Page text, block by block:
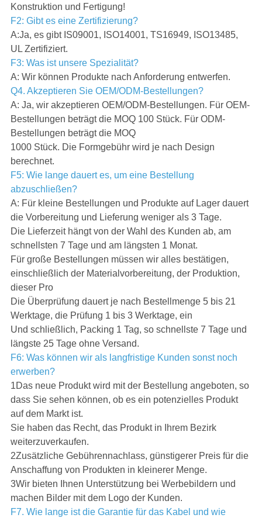
Konstruktion und Fertigung!
F2: Gibt es eine Zertifizierung?
A:Ja, es gibt IS09001, ISO14001, TS16949, ISO13485,
UL Zertifiziert.
F3: Was ist unsere Spezialität?
A: Wir können Produkte nach Anforderung entwerfen.
Q4. Akzeptieren Sie OEM/ODM-Bestellungen?
A: Ja, wir akzeptieren OEM/ODM-Bestellungen. Für OEM-
Bestellungen beträgt die MOQ 100 Stück. Für ODM-
Bestellungen beträgt die MOQ
1000 Stück. Die Formgebühr wird je nach Design
berechnet.
F5: Wie lange dauert es, um eine Bestellung
abzuschließen?
A: Für kleine Bestellungen und Produkte auf Lager dauert
die Vorbereitung und Lieferung weniger als 3 Tage.
Die Lieferzeit hängt von der Wahl des Kunden ab, am
schnellsten 7 Tage und am längsten 1 Monat.
Für große Bestellungen müssen wir alles bestätigen,
einschließlich der Materialvorbereitung, der Produktion,
dieser Pro
Die Überprüfung dauert je nach Bestellmenge 5 bis 21
Werktage, die Prüfung 1 bis 3 Werktage, ein
Und schließlich, Packing 1 Tag, so schnellste 7 Tage und
längste 25 Tage ohne Versand.
F6: Was können wir als langfristige Kunden sonst noch
erwerben?
1Das neue Produkt wird mit der Bestellung angeboten, so
dass Sie sehen können, ob es ein potenzielles Produkt
auf dem Markt ist.
Sie haben das Recht, das Produkt in Ihrem Bezirk
weiterzuverkaufen.
2Zusätzliche Gebührennachlass, günstigerer Preis für die
Anschaffung von Produkten in kleinerer Menge.
3Wir bieten Ihnen Unterstützung bei Werbebildern und
machen Bilder mit dem Logo der Kunden.
F7. Wie lange ist die Garantie für das Kabel und wie